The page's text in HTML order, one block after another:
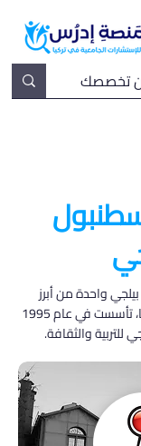
واحدة من أبرز
الجامعات الخاصة في تركيا، تأسست في عام 1995
والثقافة.